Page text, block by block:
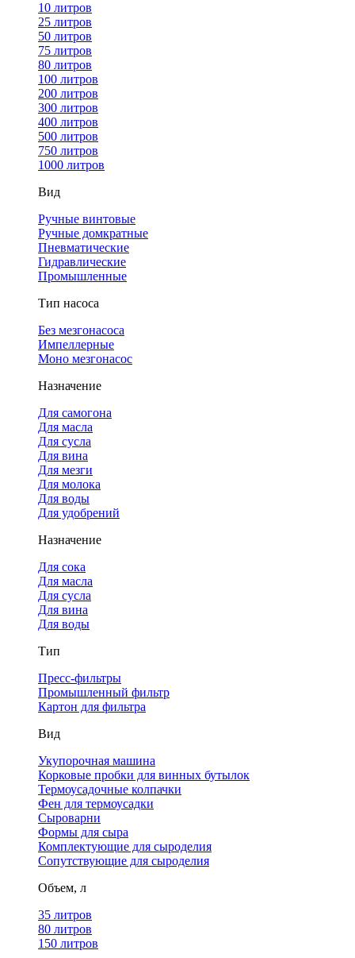
10 литров
25 литров
50 литров
75 литров
80 литров
100 литров
200 литров
300 литров
400 литров
500 литров
750 литров
1000 литров
Вид
Ручные винтовые
Ручные домкратные
Пневматические
Гидравлические
Промышленные
Тип насоса
Без мезгонасоса
Импеллерные
Моно мезгонасос
Назначение
Для самогона
Для масла
Для сусла
Для вина
Для мезги
Для молока
Для воды
Для удобрений
Назначение
Для сока
Для масла
Для сусла
Для вина
Для воды
Тип
Пресс-фильтры
Промышленный фильтр
Картон для фильтра
Вид
Укупорочная машина
Корковые пробки для винных бутылок
Термоусадочные колпачки
Фен для термоусадки
Сыроварни
Формы для сыра
Комплектующие для сыроделия
Сопутствующие для сыроделия
Объем, л
35 литров
80 литров
150 литров